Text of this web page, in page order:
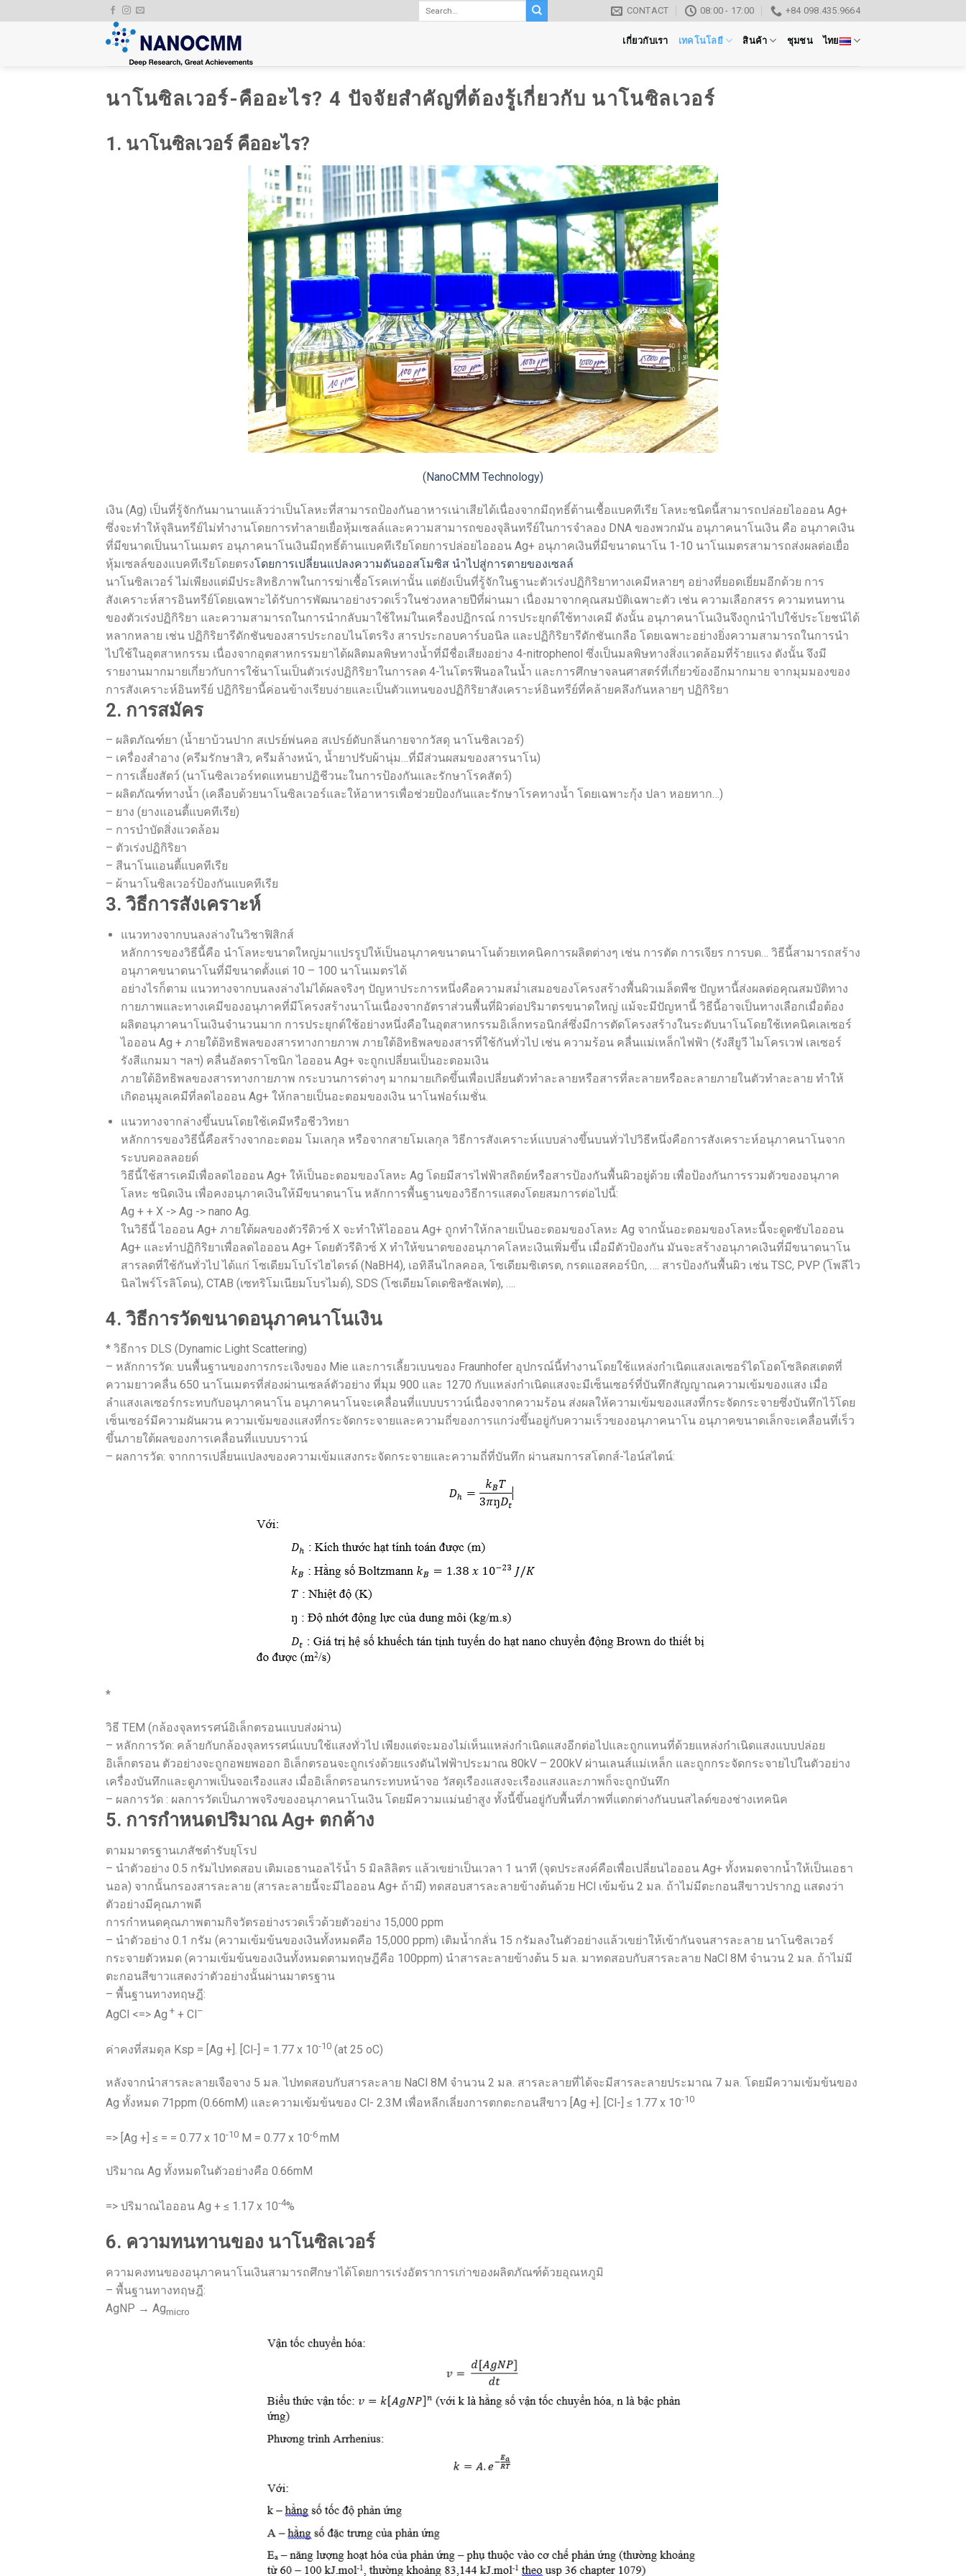
to
CONTACT 08:00 - 17:00 +84 098.435.9664
เกี่ยวกับเรา เทคโนโลยี สินค้า ชุมชน ไทย
นาโนซิลเวอร์-คืออะไร? 4 ปัจจัยสำคัญที่ต้องรู้เกี่ยวกับ นาโนซิลเวอร์
1. นาโนซิลเวอร์ คืออะไร?
(NanoCMM Technology)
เงิน (Ag) เป็นที่รู้จักกันมานานแล้วว่าเป็นโลหะที่สามารถป้องกันอาหารเน่าเสียได้เนื่องจากมีฤทธิ์ต้านเชื้อแบคทีเรีย โลหะชนิดนี้สามารถปล่อยไอออน Ag+
ซึ่งจะทำให้จุลินทรีย์ไม่ทำงานโดยการทำลายเยื่อหุ้มเซลล์และความสามารถของจุลินทรีย์ในการจำลอง DNA ของพวกมัน อนุภาคนาโนเงิน คือ อนุภาคเงิน
ที่มีขนาดเป็นนาโนเมตร อนุภาคนาโนเงินมีฤทธิ์ต้านแบคทีเรียโดยการปล่อยไอออน Ag+ อนุภาคเงินที่มีขนาดนาโน 1-10 นาโนเมตรสามารถส่งผลต่อเยื่อ
หุ้มเซลล์ของแบคทีเรียโดยตรงโดยการเปลี่ยนแปลงความดันออสโมซิส นำไปสู่การตายของเซลล์
นาโนซิลเวอร์ ไม่เพียงแต่มีประสิทธิภาพในการฆ่าเชื้อโรคเท่านั้น แต่ยังเป็นที่รู้จักในฐานะตัวเร่งปฏิกิริยาทางเคมีหลายๆ อย่างที่ยอดเยี่ยมอีกด้วย การ
สังเคราะห์สารอินทรีย์โดยเฉพาะได้รับการพัฒนาอย่างรวดเร็วในช่วงหลายปีที่ผ่านมา เนื่องมาจากคุณสมบัติเฉพาะตัว เช่น ความเลือกสรร ความทนทาน
ของตัวเร่งปฏิกิริยา และความสามารถในการนำกลับมาใช้ใหม่ในเครื่องปฏิกรณ์ การประยุกต์ใช้ทางเคมี ดังนั้น อนุภาคนาโนเงินจึงถูกนำไปใช้ประโยชน์ได้
หลากหลาย เช่น ปฏิกิริยารีดักชันของสารประกอบไนโตรริง สารประกอบคาร์บอนิล และปฏิกิริยารีดักชันเกลือ โดยเฉพาะอย่างยิ่งความสามารถในการนำ
ไปใช้ในอุตสาหกรรม เนื่องจากอุตสาหกรรมยาได้ผลิตมลพิษทางน้ำที่มีชื่อเสียงอย่าง 4-nitrophenol ซึ่งเป็นมลพิษทางสิ่งแวดล้อมที่ร้ายแรง ดังนั้น จึงมี
รายงานมากมายเกี่ยวกับการใช้นาโนเป็นตัวเร่งปฏิกิริยาในการลด 4-ไนโตรฟีนอลในน้ำ และการศึกษาจลนศาสตร์ที่เกี่ยวข้องอีกมากมาย จากมุมมองของ
การสังเคราะห์อินทรีย์ ปฏิกิริยานี้ค่อนข้างเรียบง่ายและเป็นตัวแทนของปฏิกิริยาสังเคราะห์อินทรีย์ที่คล้ายคลึงกันหลายๆ ปฏิกิริยา
2. การสมัคร
– ผลิตภัณฑ์ยา (น้ำยาบ้วนปาก สเปรย์พ่นคอ สเปรย์ดับกลิ่นกายจากวัสดุ นาโนซิลเวอร์)
– เครื่องสำอาง (ครีมรักษาสิว, ครีมล้างหน้า, น้ำยาปรับผ้านุ่ม…ที่มีส่วนผสมของสารนาโน)
– การเลี้ยงสัตว์ (นาโนซิลเวอร์ทดแทนยาปฏิชีวนะในการป้องกันและรักษาโรคสัตว์)
– ผลิตภัณฑ์ทางน้ำ (เคลือบด้วยนาโนซิลเวอร์และให้อาหารเพื่อช่วยป้องกันและรักษาโรคทางน้ำ โดยเฉพาะกุ้ง ปลา หอยทาก…)
– ยาง (ยางแอนตี้แบคทีเรีย)
– การบำบัดสิ่งแวดล้อม
– ตัวเร่งปฏิกิริยา
– สีนาโนแอนตี้แบคทีเรีย
– ผ้านาโนซิลเวอร์ป้องกันแบคทีเรีย
3. วิธีการสังเคราะห์
แนวทางจากบนลงล่างในวิชาฟิสิกส์
หลักการของวิธีนี้คือ นำโลหะขนาดใหญ่มาแปรรูปให้เป็นอนุภาคขนาดนาโนด้วยเทคนิคการผลิตต่างๆ เช่น การตัด การเจียร การบด… วิธีนี้สามารถสร้าง
อนุภาคขนาดนาโนที่มีขนาดตั้งแต่ 10 – 100 นาโนเมตรได้
อย่างไรก็ตาม แนวทางจากบนลงล่างไม่ได้ผลจริงๆ ปัญหาประการหนึ่งคือความสม่ำเสมอของโครงสร้างพื้นผิวเมล็ดพืช ปัญหานี้ส่งผลต่อคุณสมบัติทาง
กายภาพและทางเคมีของอนุภาคที่มีโครงสร้างนาโนเนื่องจากอัตราส่วนพื้นที่ผิวต่อปริมาตรขนาดใหญ่ แม้จะมีปัญหานี้ วิธีนี้อาจเป็นทางเลือกเมื่อต้อง
ผลิตอนุภาคนาโนเงินจำนวนมาก การประยุกต์ใช้อย่างหนึ่งคือในอุตสาหกรรมอิเล็กทรอนิกส์ซึ่งมีการตัดโครงสร้างในระดับนาโนโดยใช้เทคนิคเลเซอร์
ไอออน Ag + ภายใต้อิทธิพลของสารทางกายภาพ ภายใต้อิทธิพลของสารที่ใช้กันทั่วไป เช่น ความร้อน คลื่นแม่เหล็กไฟฟ้า (รังสียูวี ไมโครเวฟ เลเซอร์
รังสีแกมมา ฯลฯ) คลื่นอัลตราโซนิก ไอออน Ag+ จะถูกเปลี่ยนเป็นอะตอมเงิน
ภายใต้อิทธิพลของสารทางกายภาพ กระบวนการต่างๆ มากมายเกิดขึ้นเพื่อเปลี่ยนตัวทำละลายหรือสารที่ละลายหรือละลายภายในตัวทำละลาย ทำให้
เกิดอนุมูลเคมีที่ลดไอออน Ag+ ให้กลายเป็นอะตอมของเงิน นาโนฟอร์เมชั่น.
แนวทางจากล่างขึ้นบนโดยใช้เคมีหรือชีววิทยา
หลักการของวิธีนี้คือสร้างจากอะตอม โมเลกุล หรือจากสายโมเลกุล วิธีการสังเคราะห์แบบล่างขึ้นบนทั่วไปวิธีหนึ่งคือการสังเคราะห์อนุภาคนาโนจาก
ระบบคอลลอยด์
วิธีนี้ใช้สารเคมีเพื่อลดไอออน Ag+ ให้เป็นอะตอมของโลหะ Ag โดยมีสารไฟฟ้าสถิตย์หรือสารป้องกันพื้นผิวอยู่ด้วย เพื่อป้องกันการรวมตัวของอนุภาค
โลหะ ชนิดเงิน เพื่อคงอนุภาคเงินให้มีขนาดนาโน หลักการพื้นฐานของวิธีการแสดงโดยสมการต่อไปนี้:
Ag + + X -> Ag -> nano Ag.
ในวิธีนี้ ไอออน Ag+ ภายใต้ผลของตัวรีดิวซ์ X จะทำให้ไอออน Ag+ ถูกทำให้กลายเป็นอะตอมของโลหะ Ag จากนั้นอะตอมของโลหะนี้จะดูดซับไอออน
Ag+ และทำปฏิกิริยาเพื่อลดไอออน Ag+ โดยตัวรีดิวซ์ X ทำให้ขนาดของอนุภาคโลหะเงินเพิ่มขึ้น เมื่อมีตัวป้องกัน มันจะสร้างอนุภาคเงินที่มีขนาดนาโน
สารลดที่ใช้กันทั่วไป ได้แก่ โซเดียมโบโรไฮไดรด์ (NaBH4), เอทิลีนไกลคอล, โซเดียมซิเตรต, กรดแอสคอร์บิก, …. สารป้องกันพื้นผิว เช่น TSC, PVP (โพลีไว
นิลไพร์โรลิโดน), CTAB (เซทริโมเนียมโบรไมด์), SDS (โซเดียมโดเดซิลซัลเฟต), ….
4. วิธีการวัดขนาดอนุภาคนาโนเงิน
* วิธีการ DLS (Dynamic Light Scattering)
– หลักการวัด: บนพื้นฐานของการกระเจิงของ Mie และการเลี้ยวเบนของ Fraunhofer อุปกรณ์นี้ทำงานโดยใช้แหล่งกำเนิดแสงเลเซอร์ไดโอดโซลิดสเตตที่
ความยาวคลื่น 650 นาโนเมตรที่ส่องผ่านเซลล์ตัวอย่าง ที่มุม 900 และ 1270 กับแหล่งกำเนิดแสงจะมีเซ็นเซอร์ที่บันทึกสัญญาณความเข้มของแสง เมื่อ
ลำแสงเลเซอร์กระทบกับอนุภาคนาโน อนุภาคนาโนจะเคลื่อนที่แบบบราวน์เนื่องจากความร้อน ส่งผลให้ความเข้มของแสงที่กระจัดกระจายซึ่งบันทึกไว้โดย
เซ็นเซอร์มีความผันผวน ความเข้มของแสงที่กระจัดกระจายและความถี่ของการแกว่งขึ้นอยู่กับความเร็วของอนุภาคนาโน อนุภาคขนาดเล็กจะเคลื่อนที่เร็ว
ขึ้นภายใต้ผลของการเคลื่อนที่แบบบราวน์
– ผลการวัด: จากการเปลี่ยนแปลงของความเข้มแสงกระจัดกระจายและความถี่ที่บันทึก ผ่านสมการสโตกส์-ไอน์สไตน์:
*
วิธี TEM (กล้องจุลทรรศน์อิเล็กตรอนแบบส่งผ่าน)
– หลักการวัด: คล้ายกับกล้องจุลทรรศน์แบบใช้แสงทั่วไป เพียงแต่จะมองไม่เห็นแหล่งกำเนิดแสงอีกต่อไปและถูกแทนที่ด้วยแหล่งกำเนิดแสงแบบปล่อย
อิเล็กตรอน ตัวอย่างจะถูกอพยพออก อิเล็กตรอนจะถูกเร่งด้วยแรงดันไฟฟ้าประมาณ 80kV – 200kV ผ่านเลนส์แม่เหล็ก และถูกกระจัดกระจายไปในตัวอย่าง
เครื่องบันทึกและดูภาพเป็นจอเรืองแสง เมื่ออิเล็กตรอนกระทบหน้าจอ วัสดุเรืองแสงจะเรืองแสงและภาพก็จะถูกบันทึก
– ผลการวัด : ผลการวัดเป็นภาพจริงของอนุภาคนาโนเงิน โดยมีความแม่นยำสูง ทั้งนี้ขึ้นอยู่กับพื้นที่ภาพที่แตกต่างกันบนสไลด์ของช่างเทคนิค
5. การกำหนดปริมาณ Ag+ ตกค้าง
ตามมาตรฐานเภสัชตำรับยุโรป
– นำตัวอย่าง 0.5 กรัมไปทดสอบ เติมเอธานอลไร้น้ำ 5 มิลลิลิตร แล้วเขย่าเป็นเวลา 1 นาที (จุดประสงค์คือเพื่อเปลี่ยนไอออน Ag+ ทั้งหมดจากน้ำให้เป็นเอธา
นอล) จากนั้นกรองสารละลาย (สารละลายนี้จะมีไอออน Ag+ ถ้ามี) ทดสอบสารละลายข้างต้นด้วย HCl เข้มข้น 2 มล. ถ้าไม่มีตะกอนสีขาวปรากฏ แสดงว่า
ตัวอย่างมีคุณภาพดี
การกำหนดคุณภาพตามกิจวัตรอย่างรวดเร็วด้วยตัวอย่าง 15,000 ppm
– นำตัวอย่าง 0.1 กรัม (ความเข้มข้นของเงินทั้งหมดคือ 15,000 ppm) เติมน้ำกลั่น 15 กรัมลงในตัวอย่างแล้วเขย่าให้เข้ากันจนสารละลาย นาโนซิลเวอร์
กระจายตัวหมด (ความเข้มข้นของเงินทั้งหมดตามทฤษฎีคือ 100ppm) นำสารละลายข้างต้น 5 มล. มาทดสอบกับสารละลาย NaCl 8M จำนวน 2 มล. ถ้าไม่มี
ตะกอนสีขาวแสดงว่าตัวอย่างนั้นผ่านมาตรฐาน
– พื้นฐานทางทฤษฎี:
AgCl <=> Ag + + Cl–
ค่าคงที่สมดุล Ksp = [Ag +]. [Cl-] = 1.77 x 10-10 (at 25 oC)
หลังจากนำสารละลายเจือจาง 5 มล. ไปทดสอบกับสารละลาย NaCl 8M จำนวน 2 มล. สารละลายที่ได้จะมีสารละลายประมาณ 7 มล. โดยมีความเข้มข้นของ
Ag ทั้งหมด 71ppm (0.66mM) และความเข้มข้นของ Cl- 2.3M เพื่อหลีกเลี่ยงการตกตะกอนสีขาว [Ag +]. [Cl-] ≤ 1.77 x 10-10
=> [Ag +] ≤ = = 0.77 x 10-10 M = 0.77 x 10-6 mM
ปริมาณ Ag ทั้งหมดในตัวอย่างคือ 0.66mM
=> ปริมาณไอออน Ag + ≤ 1.17 x 10-4%
6. ความทนทานของ นาโนซิลเวอร์
ความคงทนของอนุภาคนาโนเงินสามารถศึกษาได้โดยการเร่งอัตราการเก่าของผลิตภัณฑ์ด้วยอุณหภูมิ
– พื้นฐานทางทฤษฎี:
AgNP → Agmicro